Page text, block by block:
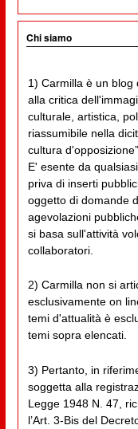
Chi siamo
1) Carmilla è un blog
alla critica
culturale, artistica,
riassumibile nella
cultura d'opposizione”.
E' esente da
priva di inserti
oggetto di domande
agevolazioni
si basa sull'attività
collaboratori.
2) Carmilla non si
esclusivamente on
temi d'attualità è
temi sopra elencati.
3) Pertanto, in
soggetta alla
Legge 1948 N. 47,
l’Art. 3-Bis del